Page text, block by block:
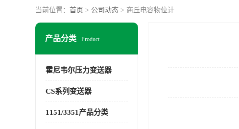
当前位置： 首页 > 公司动态 > 商丘电容物位计
产品分类 Product
霍尼韦尔压力变送器
CS系列变送器
1151/3351产品分类